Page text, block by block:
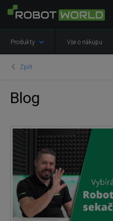
Produkty Vše o nákupu
Zpět
Blog